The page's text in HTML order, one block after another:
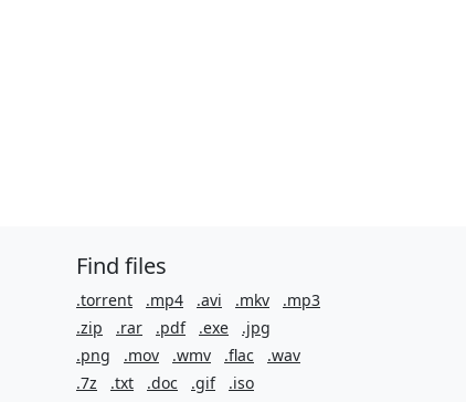
Find files
.torrent .mp4 .avi .mkv
.mp3
.zip
.rar .pdf .exe
.jpg
.png
.mov .wmv .flac
.wav
.7z
.txt .doc .gif .iso